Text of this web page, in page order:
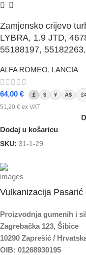
Zamjensko crijevo
LYBRA, 1.9 JTD,
55188197,
ALFA ROMEO, LANCIA
64,00 € £ $ ¥ A$
51,20 € ex VAT
Dodaj u košaricu
SKU: 31-1-29
Vulkanizacija Pasarić
Proizvodnja gumenih i
Zagrebačka 123, Šibice
10290 Zaprešić /
OIB: 01268930195